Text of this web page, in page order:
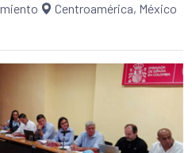
Centroamérica, México